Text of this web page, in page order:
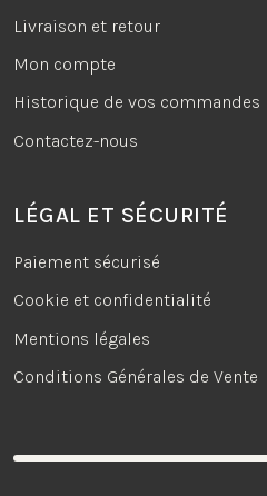
Livraison et retour
Mon compte
Historique de vos commandes
Contactez-nous
LÉGAL ET SÉCURITÉ
Paiement sécurisé
Cookie et confidentialité
Mentions légales
Conditions Générales de Vente